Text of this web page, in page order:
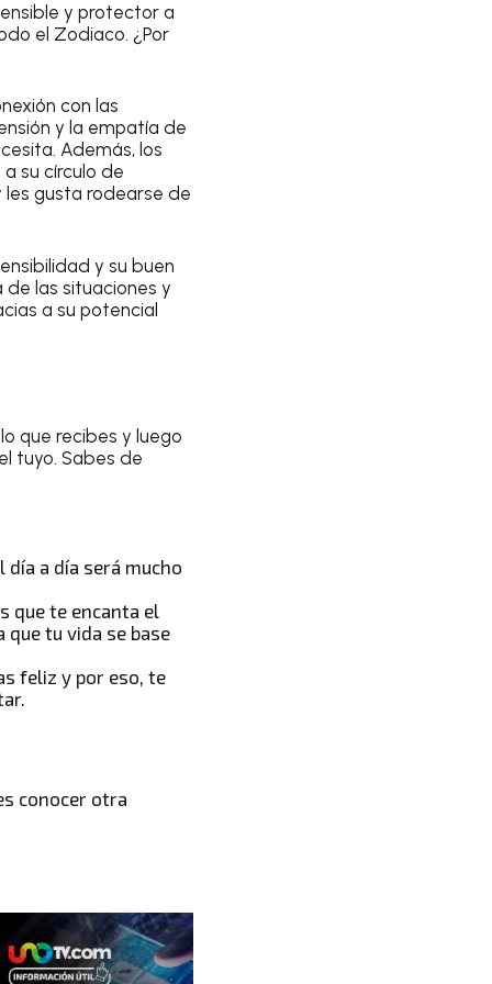
y protector a
el Zodiaco. ¿Por
con las
y la empatía de
Además, los
su círculo de
les gusta rodearse de
y su buen
las situaciones y
a su potencial
que recibes y luego
tuyo. Sabes de
a día será mucho
que te encanta el
tu vida se base
feliz y por eso, te
conocer otra